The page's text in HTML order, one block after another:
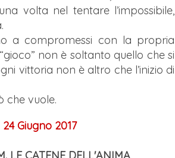
volta nel tentare l’impossibile,
a compromessi con la propria
non è soltanto quello che si
vittoria non è altro che l’inizio di
che vuole.
24 Giugno 2017